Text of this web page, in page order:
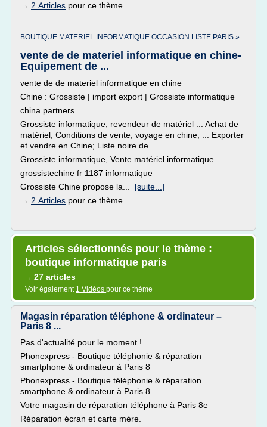
→ 2 Articles pour ce thème
BOUTIQUE MATERIEL INFORMATIQUE OCCASION LISTE PARIS »
vente de de materiel informatique en chine-
Equipement de ...
vente de de materiel informatique en chine
Chine : Grossiste | import export | Grossiste informatique
china partners
Grossiste informatique, revendeur de matériel ... Achat de
matériel; Conditions de vente; voyage en chine; ... Exporter
et vendre en Chine; Liste noire de ...
Grossiste informatique, Vente matériel informatique ...
grossistechine fr 1187 informatique
Grossiste Chine propose la... [suite...]
→ 2 Articles pour ce thème
Articles sélectionnés pour le thème :
boutique informatique paris
→ 27 articles
Voir également 1 Vidéos pour ce thème
Magasin réparation téléphone & ordinateur –
Paris 8 ...
Pas d'actualité pour le moment !
Phonexpress - Boutique téléphonie & réparation
smartphone & ordinateur à Paris 8
Phonexpress - Boutique téléphonie & réparation
smartphone & ordinateur à Paris 8
Votre magasin de réparation téléphone à Paris 8e
Réparation écran et carte mère.